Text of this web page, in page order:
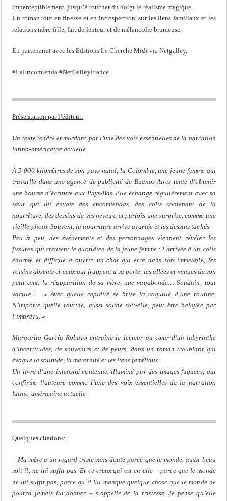
imperceptiblement, jusqu’à toucher du doigt le réalisme magique.
Un roman tout en finesse et en introspection, sur les liens familiaux et les
relations mère-fille, fait de lenteur et de mélancolie brumeuse.
En partenariat avec les Editions Le Cherche Midi via Netgalley.
#LaEncomienda #NetGalleyFrance
Présentation par l’éditeur:
Un texte tendre et mordant par l’une des voix essentielles de la narration
latino-américaine actuelle.
À 5 000 kilomètres de son pays natal, la Colombie, une jeune femme qui
travaille dans une agence de publicité de Buenos Aires tente d’obtenir
une bourse d’écriture aux Pays-Bas. Elle échange régulièrement avec sa
sœur qui lui envoie des encomiendas, des colis contenant de la
nourriture, des dessins de ses neveux, et parfois une surprise, comme une
vieille photo. Souvent, la nourriture arrive avariée et les dessins tachés.
Peu à peu, des événements et des personnages viennent révéler les
fissures qui creusent le quotidien de la jeune femme : l’arrivée d’un colis
énorme et difficile à ouvrir, un chat qui erre dans son immeuble, les
voisins absents et ceux qui frappent à sa porte, les allées et venues de son
petit ami, la réapparition de sa mère, une vagabonde… Soudain, tout
vacille : » Avec quelle rapidité se brise la coquille d’une routine.
N’importe quelle routine, aussi solide soit-elle, peut être balayée par
l’imprévu. «
Margarita García Robayo entraîne le lecteur au cœur d’un labyrinthe
d’incertitudes, de souvenirs et de peurs, dans un roman troublant qui
évoque la solitude, la maternité et les liens familiaux.
Un livre d’une intensité contenue, illuminé par des images fugaces, qui
confirme l’auteure comme l’une des voix essentielles de la narration
latino-américaine actuelle.
Quelques citations:
– Ma mère a un regard triste sans doute parce que le monde, aussi beau
soit-il, ne lui suffit pas. Et ce creux qui est en elle – parce que le monde
ne lui suffit pas, parce qu’il lui manque quelque chose que le monde ne
pourra jamais lui donner – s’appelle de la tristesse. Je pense qu’elle